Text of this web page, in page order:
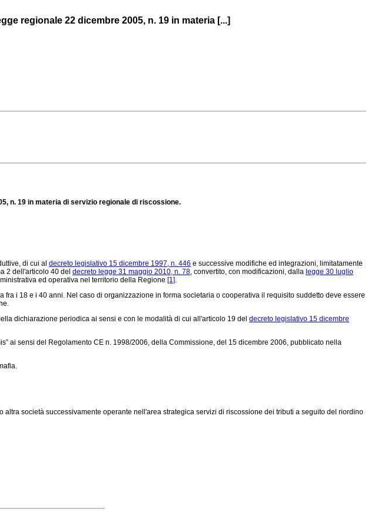
regionale 22 dicembre 2005, n. 19 in materia [...]
n. 19 in materia di servizio regionale di riscossione.
di cui al decreto legislativo 15 dicembre 1997, n. 446 e successive modifiche ed integrazioni, limitatamente
2 dell'articolo 40 del decreto legge 31 maggio 2010, n. 78, convertito, con modificazioni, dalla legge 30 luglio
ed operativa nel territorio della Regione [1].
i 18 e i 40 anni. Nel caso di organizzazione in forma societaria o cooperativa il requisito suddetto deve essere
dichiarazione periodica ai sensi e con le modalità di cui all'articolo 19 del decreto legislativo 15 dicembre
ai sensi del
Regolamento CE n. 1998/2006, della Commissione, del 15 dicembre 2006, pubblicato nella
altra società successivamente operante nell'area strategica servizi di riscossione dei tributi a seguito del riordino